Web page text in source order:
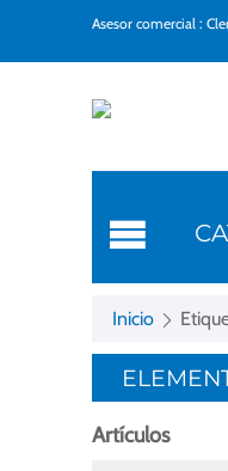
Asesor comercial :
Inicio
Artículos